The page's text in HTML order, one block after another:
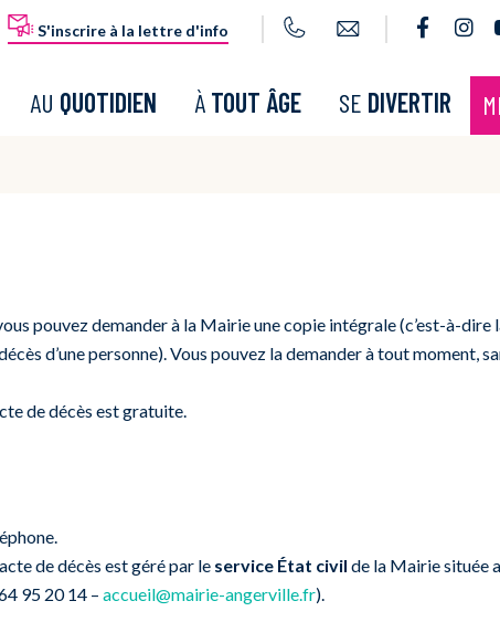
S'inscrire à la lettre d'info Lien
AU QUOTIDIEN À TOUT ÂGE SE DIVERTIR
pouvez demander à la Mairie une copie intégrale (c’est-à-dire
d’une personne). Vous pouvez la demander à tout moment,
de décès est gratuite.
de décès est géré par le service État civil de la Mairie située
95 20 14 – accueil@mairie-angerville.fr).